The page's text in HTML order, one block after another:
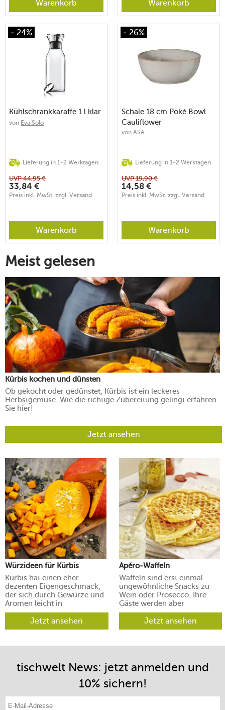
Warenkorb Warenkorb
- 24%
Kühlschrankkaraffe 1 l klar
von Eva Solo
Lieferung in 1-2 Werktagen
UVP44,95 €
33,84 €
Preis inkl. MwSt. zzgl. Versand
Warenkorb
- 26%
Schale 18 cm Poké Bowl
Cauliflower
von ASA
Lieferung in 1-2 Werktagen
UVP19,90 €
14,58 €
Preis inkl. MwSt. zzgl. Versand
Warenkorb
Meist gelesen
Kürbis kochen und dünsten
Ob gekocht oder gedünstet, Kürbis ist ein leckeres
Herbstgemüse. Wie die richtige Zubereitung gelingt erfahren
Sie hier!
Jetzt ansehen
Würzideen für Kürbis
Kürbis hat einen eher
dezenten Eigengeschmack,
der sich durch Gewürze und
Aromen leicht in
verschiedene Richtungen
lenken lässt.Jetzt ansehen
Apéro-Waffeln
Waffeln sind erst einmal
ungewöhnliche Snacks zu
Wein oder Prosecco. Ihre
Gäste werden aber
begeistert sein.
Jetzt ansehen
tischwelt News: jetzt anmelden und
10% sichern!
E-Mail-Adresse eintragen